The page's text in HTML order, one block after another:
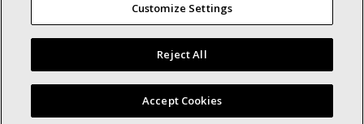
©2026 Lennox International Inc.
Site Map
Accessibility Statement
Privacy
Customize Settings
Reject All
Accept Cookies